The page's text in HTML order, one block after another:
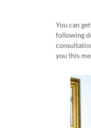
You can
following
you this